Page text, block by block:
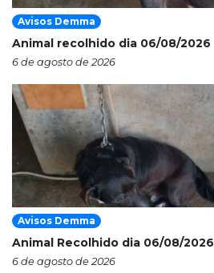
Avisos Demma
Animal recolhido dia 06/08/2026
6 de agosto de 2026
Avisos Demma
Animal Recolhido dia 06/08/2026
6 de agosto de 2026